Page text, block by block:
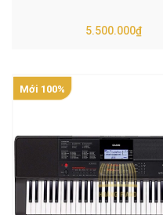
5.500.000₫
Mới 100%